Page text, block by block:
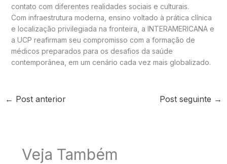
contato com diferentes realidades sociais e culturais.
Com infraestrutura moderna, ensino voltado à prática clínica
e localização privilegiada na fronteira, a INTERAMERICANA e
a UCP reafirmam seu compromisso com a formação de
médicos preparados para os desafios da saúde
contemporânea, em um cenário cada vez mais globalizado.
← Post anterior Post seguinte →
Veja Também